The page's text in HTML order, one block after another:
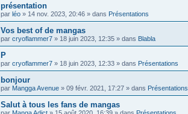
présentation
par léo » 14 nov. 2023, 20:46 » dans Présentations
Vos best of de mangas
par cryoflammer7 » 18 juin 2023, 12:35 » dans Blabla
P
par cryoflammer7 » 18 juin 2023, 12:33 » dans Présentations
bonjour
par Mangga Avenue » 09 févr. 2021, 17:27 » dans Présentations
Salut à tous les fans de mangas
par Manga Adict » 15 août 2020, 16:39 » dans Présentations